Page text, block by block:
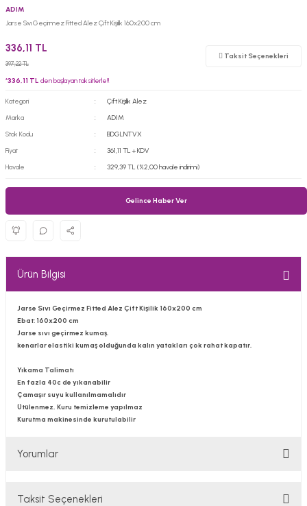
ADIM
Jarse Sıvı Geçirmez Fitted Alez Çift Kişilik 160x200 cm
336,11 TL
397,22 TL
Taksit Seçenekleri
*336,11 TL den başlayan taksitlerle!!
Kategori
Çift Kişilik Alez
Marka
ADIM
Stok Kodu
BDGLNTVX
Fiyat
361,11 TL + KDV
Havale
329,39 TL (%2,00 havale indirimi)
Gelince Haber Ver
Ürün Bilgisi
Jarse Sıvı Geçirmez Fitted Alez Çift Kişilik 160x200 cm
Ebat: 160x200 cm
Jarse sıvı geçirmez kumaş.
kenarlar elastiki kumaş olduğunda kalın yatakları çok rahat kapatır.
Yıkama Talimatı
En fazla 40c de yıkanabilir
Çamaşır suyu kullanılmamalıdır
Ütülenmez, Kuru temizleme yapılmaz
Kurutma makinesinde kurutulabilir
Yorumlar
Taksit Seçenekleri